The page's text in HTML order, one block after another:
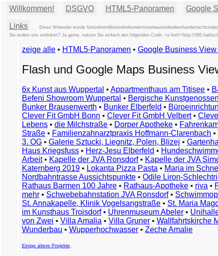
Willkommen! DSGVO HTML5-Panoramen Google
Links
Diese Webseite wurde
Sie wollen uns verlinken? Ja gerne, nutzen Sie einfach den folgenden Code: <a href="http://
zeige alle • HTML5-Panoramen • Google Business
Flash und Google Maps Business
6x Kunst aus Wuppertal • Appartmenthaus am Titisee •
Befeni Showroom Wuppertal • Bergische
Bunker Brausenwerth • Bunker Elberfeld •
Clever Fit GmbH Bonn • Clever Fit GmbH Velbert•
Lebens • die Milchstraße • Dorper Apotheke •
Straße • Familienzahnarztpraxis Hoffmann-Clarenbach •
3. OG • Galerie Sztucki, Liegnitz, Polen, Blizej •
Haus Kriegsfuss • Herz-Jesu Elberfeld •
Arbeit• Kapelle der JVA Ronsdorf• Kapelle der JVA
Katernberg 2019 • Lokanta Pizza Pasta • Maria im
Nordbahntrasse Aussichtspunkte • Odile Liron-
Rathaus Barmen 100 Jahre • Rathaus-Apotheke • riva •
mehr • Schwebebahnstation JVA Ronsdorf•
St. Annakapelle, Klinik Vogelsangstraße • St. Maria
im Kunsthaus Troisdorf• Uhrenmuseum Abeler •
von Zwei • Villa Amalia • Villa Gruner • Wallfahrtskirche
Wunderbau • Wupperhochwasser • Zeche Amalie
Einige ältere Projekte